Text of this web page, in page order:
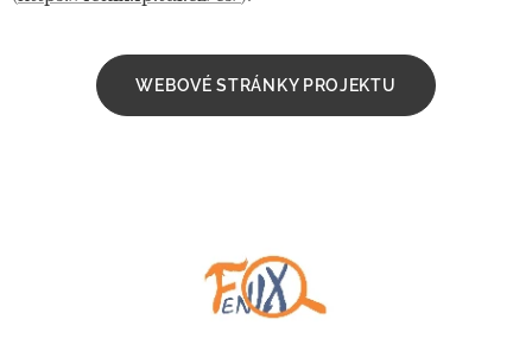
WEBOVÉ STRÁNKY PROJEKTU